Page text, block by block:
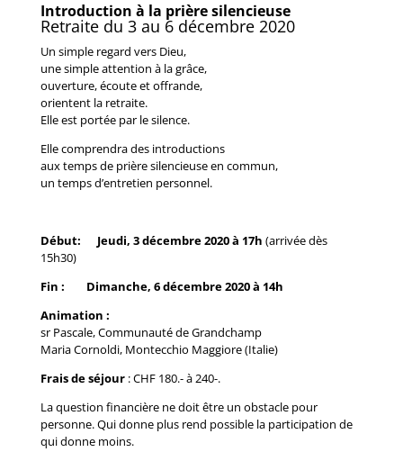
Introduction à la prière silencieuse
Retraite du 3 au 6 décembre 2020
Un simple regard vers Dieu,
une simple attention à la grâce,
ouverture, écoute et offrande,
orientent la retraite.
Elle est portée par le silence.
Elle comprendra des introductions
aux temps de prière silencieuse en commun,
un temps d’entretien personnel.
Début: Jeudi, 3 décembre 2020 à 17h (arrivée dès
15h30)
Fin : Dimanche, 6 décembre 2020 à 14h
Animation :
sr Pascale, Communauté de Grandchamp
Maria Cornoldi, Montecchio Maggiore (Italie)
Frais de séjour: CHF 180.- à 240-.
La question financière ne doit être un obstacle pour
personne. Qui donne plus rend possible la participation de
qui donne moins.